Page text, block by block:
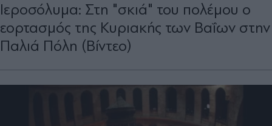
Ιεροσόλυμα: Στη "σκιά" του πολέμου ο
εορτασμός της Κυριακής των Βαΐων στην
Παλιά Πόλη (Βίντεο)